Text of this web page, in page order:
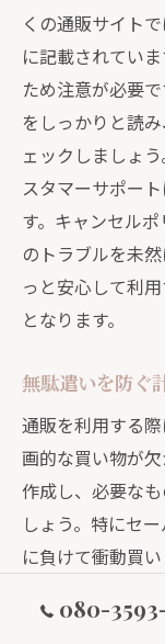
くの通販サイト
に記載されてい
ため注意が必要
をしっかりと読
ェックしましょ
スタマーサポー
す。キャンセル
のトラブルを未
っと安心して利
となります。
無駄遣いを防ぐ
通販を利用する
画的な買い物が
作成し、必要な
しょう。特にセ
に負けて衝動買
決めておくこと
ミを参考にして
080-